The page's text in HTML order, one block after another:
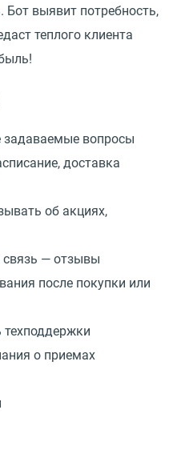
Бот выявит потребность,
теплого клиента
задаваемые вопросы
доставка
об акциях,
— отзывы
после покупки или
техподдержки
о приемах